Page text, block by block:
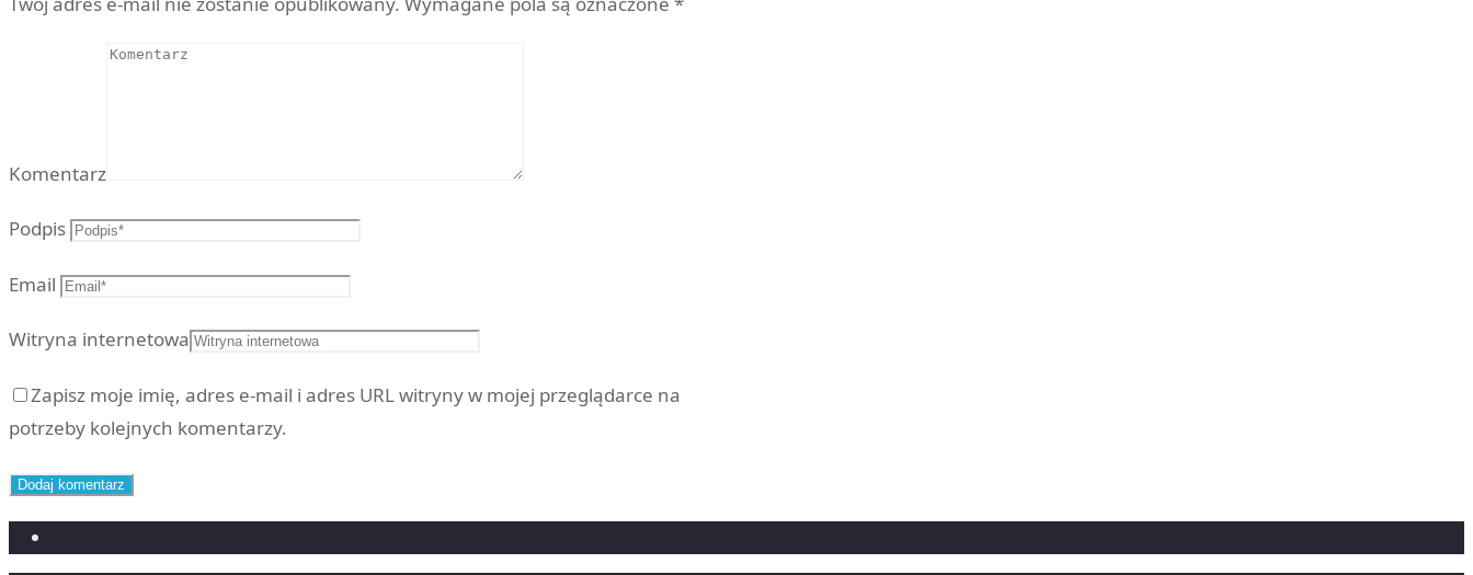
Komentarz
Podpis
Email
Witryna internetowa
Zapisz moje imię, adres e-mail i adres URL witryny w mojej przeglądarce na
potrzeby kolejnych komentarzy.